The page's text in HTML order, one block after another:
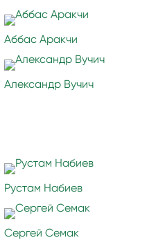
Аббас Аракчи
Александр Вучич
Рустам Набиев
Сергей Семак